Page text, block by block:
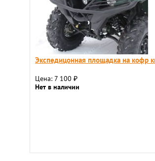
Экспедицонная площадка на кофр
Цена: 7 100 ₽
Нет в наличии